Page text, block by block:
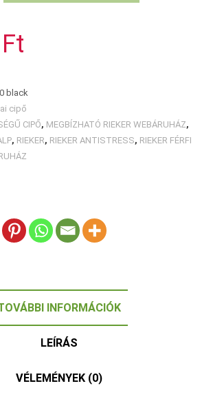
Ft
black
cipő
CIPŐ, MEGBÍZHATÓ RIEKER WEBÁRUHÁZ,
, RIEKER, RIEKER ANTISTRESS, RIEKER FÉRFI
INFORMÁCIÓK
LEÍRÁS
VÉLEMÉNYEK (0)